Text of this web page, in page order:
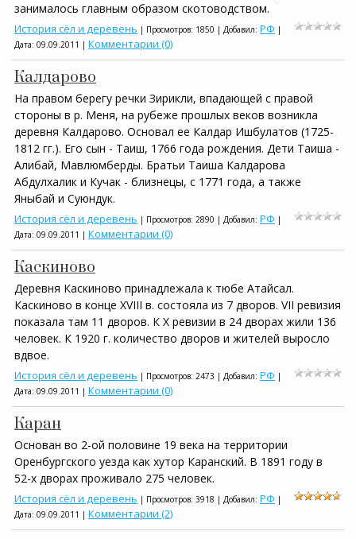
занималось главным образом скотоводством.
История сёл и деревень | Просмотров: 1850 | Добавил: РФ |
Дата: 09.09.2011 | Комментарии (0)
Калдарово
На правом берегу речки Зирикли, впадающей с правой
стороны в р. Меня, на рубеже прошлых веков возникла
деревня Калдарово. Основал ее Калдар Ишбулатов (1725-
1812 гг.). Его сын - Таиш, 1766 года рождения. Дети Таиша -
Алибай, Мавлюмберды. Братьи Таиша Калдарова
Абдулхалик и Кучак - близнецы, с 1771 года, а также
Яныбай и Суюндук.
История сёл и деревень | Просмотров: 2890 | Добавил: РФ |
Дата: 09.09.2011 | Комментарии (0)
Каскиново
Деревня Каскиново принадле­жала к тюбе Атайсал.
Каскиново в конце XVIII в. состояла из 7 дворов. VII ревизия
показала там 11 дворов. К X ревизии в 24 дворах жили 136
человек. К 1920 г. количество дворов и жителей выросло
вдвое.
История сёл и деревень | Просмотров: 2473 | Добавил: РФ |
Дата: 09.09.2011 | Комментарии (0)
Каран
Основан во 2-ой половине 19 века на территории
Оренбургского уезда как хутор Каранский. В 1891 году в
52-х дворах проживало 275 человек.
История сёл и деревень | Просмотров: 3918 | Добавил: РФ |
Дата: 09.09.2011 | Комментарии (2)